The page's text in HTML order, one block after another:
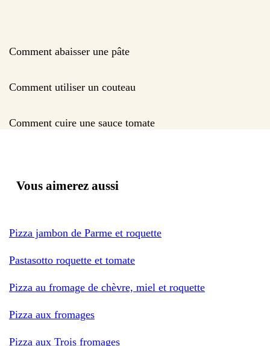
Comment abaisser une pâte
Comment utiliser un couteau
Comment cuire une sauce tomate
Vous aimerez aussi
Pizza jambon de Parme et roquette
Pastasotto roquette et tomate
Pizza au fromage de chèvre, miel et roquette
Pizza aux fromages
Pizza aux Trois fromages